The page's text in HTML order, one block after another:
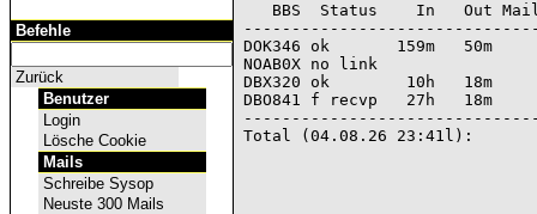
Befehle
Zurück
Benutzer
Login
Lösche Cookie
Mails
Schreibe Sysop
Neuste 300 Mails
BBS  Status    In   Out
DOK346 ok       159m
NOAB0X no link
DBX320 ok        10h
DBO841 f recvp   27h